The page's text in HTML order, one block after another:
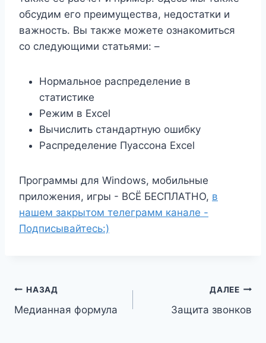
обсудим его преимущества, недостатки и
важность. Вы также можете ознакомиться
со следующими статьями: –
Нормальное распределение в
статистике
Режим в Excel
Вычислить стандартную ошибку
Распределение Пуассона Excel
Программы для Windows, мобильные
приложения, игры - ВСЁ БЕСПЛАТНО, в
нашем закрытом телеграмм канале -
Подписывайтесь:)
Навигация
по
НАЗАД
Медианная формула
ДАЛЕЕ
Защита звонков